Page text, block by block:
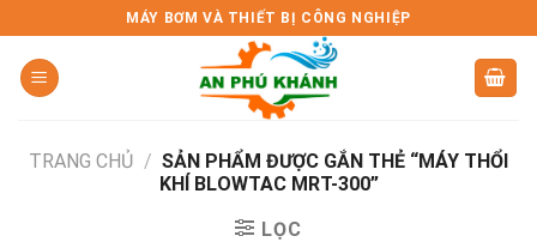
to
content
MÁY BƠM VÀ THIẾT BỊ CÔNG NGHIỆP
TRANG CHỦ / SẢN PHẨM ĐƯỢC GẮN THẺ “MÁY THỔI
KHÍ BLOWTAC MRT-300”
LỌC